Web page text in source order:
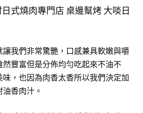
我們非常驚艷，口感兼具軟嫩與嚼
豐富但是分佈均勻吃起來不油不
，也因為肉香太香所以我們決定加
香肉汁。